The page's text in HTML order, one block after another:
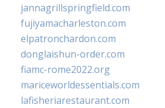
jannagrillspringfield.com
fujiyamacharleston.com
elpatronchardon.com
donglaishun-order.com
fiamc-rome2022.org
mariceworldessentials.com
lafisheriarestaurant.com